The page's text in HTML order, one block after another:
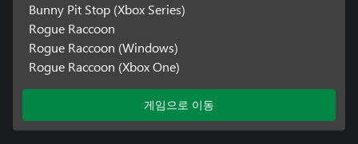
Bunny Pit Stop (Xbox Series)
Rogue Raccoon
Rogue Raccoon (Windows)
Rogue Raccoon (Xbox One)
게임으로 이동